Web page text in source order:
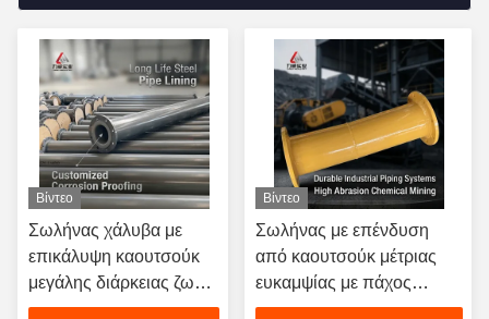
Βίντεο
Σωλήνας χάλυβα με
επικάλυψη καουτσούκ
μεγάλης διάρκειας ζωής,
προσαρμοσμένη
Βίντεο
Σωλήνας με επένδυση
από καουτσούκ μέτριας
ευκαμψίας με πάχος
τοιχώματος 2 έως 16mm